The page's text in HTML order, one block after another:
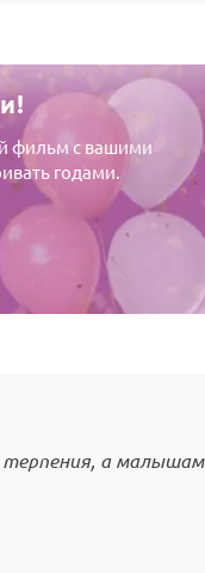
фильм с вашими
годами.
а малышам